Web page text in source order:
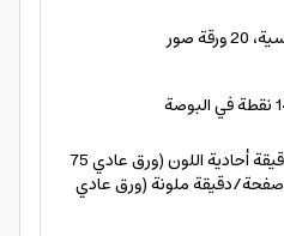
33 صفحة/دقيقة أحادية اللون (ورق عادي 75
جم/م²)، 15 صفحة/دقيقة ملونة (ورق عادي